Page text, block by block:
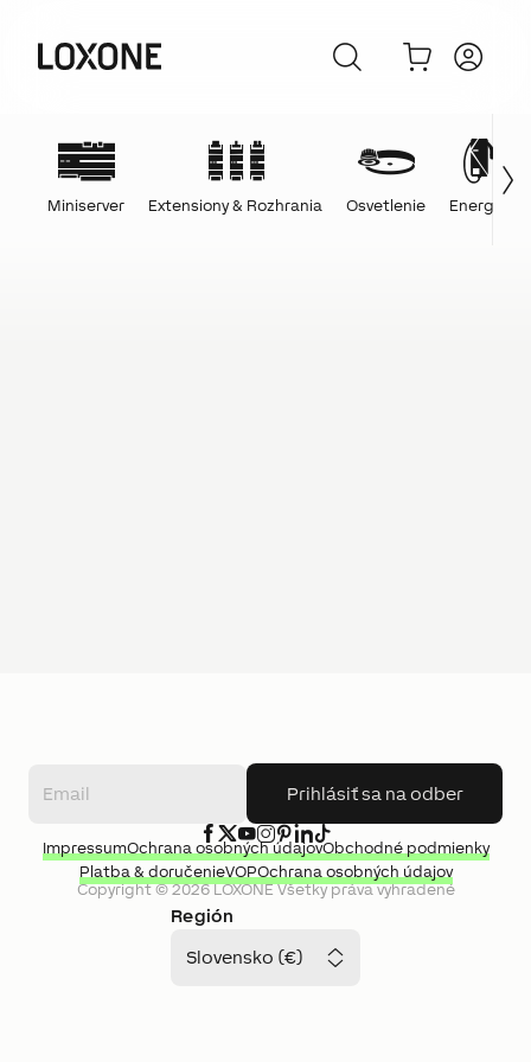
Miniserver Extensiony & Rozhrania Osvetlenie Energie
Prihlásiť sa na odber
Región
Slovensko (€)
Copyright ©2026LOXONEVšetky práva vyhradené
ImpressumOchrana osobných údajovObchodné podmienky
Platba & doručenieVOPOchrana osobných údajov